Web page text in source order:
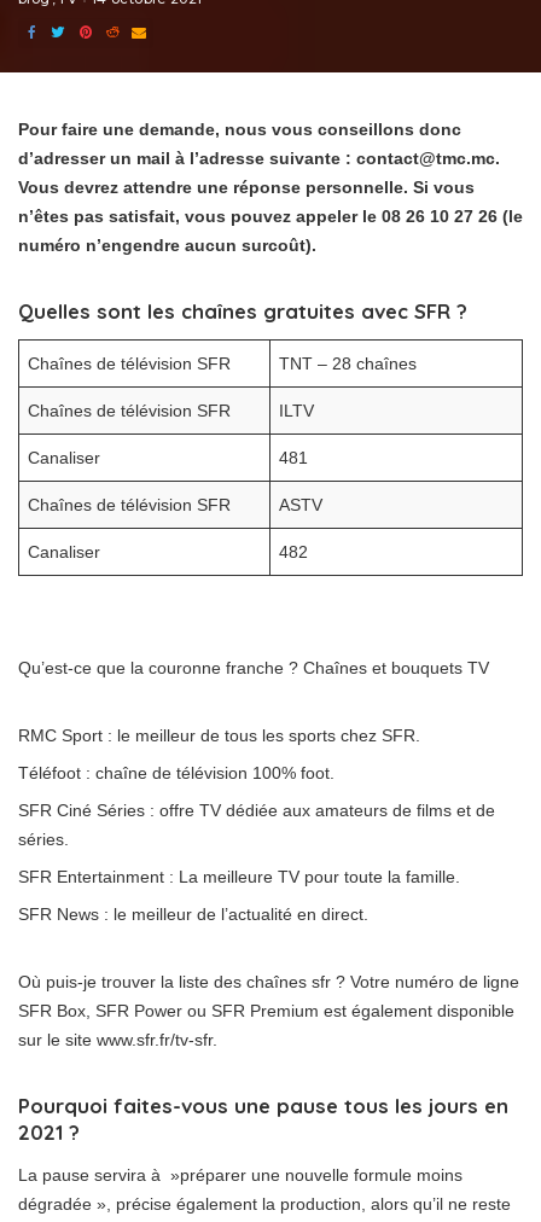
Pour faire une demande, nous vous conseillons donc
d’adresser un mail à l’adresse suivante : contact@tmc.mc.
Vous devrez attendre une réponse personnelle. Si vous
n’êtes pas satisfait, vous pouvez appeler le 08 26 10 27 26 (le
numéro n’engendre aucun surcoût).
Quelles sont les chaînes gratuites avec SFR ?
Chaînes de télévision SFR TNT – 28 chaînes
Chaînes de télévision SFR ILTV
Canaliser 481
Chaînes de télévision SFR ASTV
Canaliser 482
Qu’est-ce que la couronne franche ? Chaînes et bouquets TV
RMC Sport : le meilleur de tous les sports chez SFR.
Téléfoot : chaîne de télévision 100% foot.
SFR Ciné Séries : offre TV dédiée aux amateurs de films et de
séries.
SFR Entertainment : La meilleure TV pour toute la famille.
SFR News : le meilleur de l’actualité en direct.
Où puis-je trouver la liste des chaînes sfr ? Votre numéro de ligne
SFR Box, SFR Power ou SFR Premium est également disponible
sur le site www.sfr.fr/tv-sfr.
Pourquoi faites-vous une pause tous les jours en
2021 ?
La pause servira à »préparer une nouvelle formule moins
dégradée », précise également la production, alors qu’il ne reste